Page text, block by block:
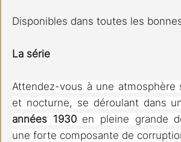
Disponibles dans toutes les
La série
Attendez-vous à une atmosphère
et nocturne, se déroulant dans
années 1930 en pleine grande
une forte composante de